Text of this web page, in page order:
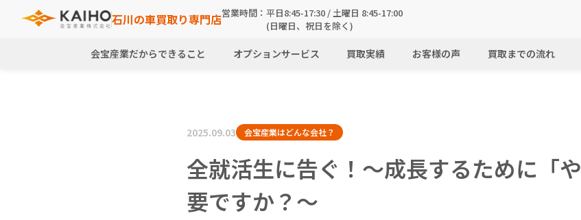
石川の車買取り専門店営業時間：平日8:45-17:30 / 土曜日 8:45-17:00
(日曜日、祝日を除く)
会宝産業だからできること オプションサービス 買取実績 お客様の声 買取までの流れ
2025.09.03 会宝産業はどんな会社？
全就活生に告ぐ！～成長するために「
要ですか？～